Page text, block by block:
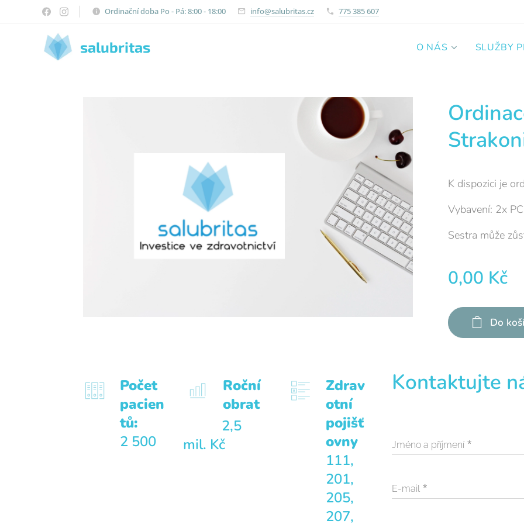
Ordinační doba Po - Pá: 8:00 - 18:00 info@salubritas.cz 775 385 607
salubritas O NÁS SLUŽBY
K dispozici je
Vybavení: 2x
Sestra může
0,00 Kč
Do
Počet
pacien
tů:
2 500
Roční
obrat
2,5
mil. Kč
Zdrav
otní
pojišť
ovny
111,
201,
205,
207,
Kontaktujte
Jméno a příjmení
E-mail